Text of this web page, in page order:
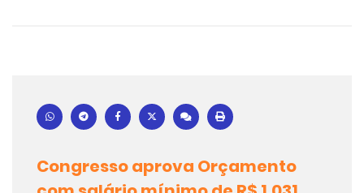
Congresso aprova Orçamento